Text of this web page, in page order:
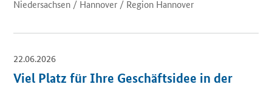
Niedersachsen / Hannover / Region Hannover
22.06.2026
Viel Platz für Ihre Geschäftsidee in der